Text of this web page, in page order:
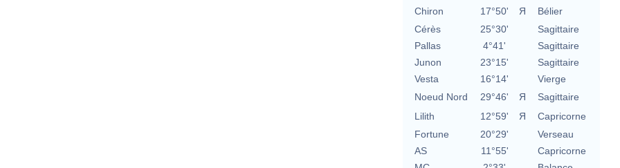
Chiron
17°50' Я
Bélier
Cérès
25°30'
Sagittaire
Pallas
4°41'
Sagittaire
Junon
23°15'
Sagittaire
Vesta
16°14'
Vierge
Noeud Nord
29°46' Я
Sagittaire
Lilith
12°59' Я
Capricorne
Fortune
20°29'
Verseau
AS
11°55'
Capricorne